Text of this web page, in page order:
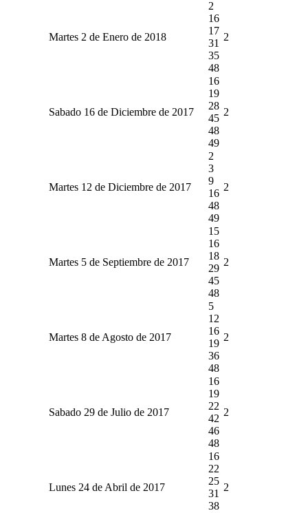
Martes 2 de Enero de 2018
2
16
17
31
35
48
2
Sabado 16 de Diciembre de 2017
16
19
28
45
48
49
2
Martes 12 de Diciembre de 2017
2
3
9
16
48
49
2
Martes 5 de Septiembre de 2017
15
16
18
29
45
48
2
Martes 8 de Agosto de 2017
5
12
16
19
36
48
2
Sabado 29 de Julio de 2017
16
19
22
42
46
48
2
Lunes 24 de Abril de 2017
16
22
25
31
38
2